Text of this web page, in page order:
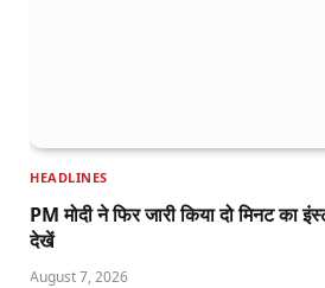
HEADLINES
PM मोदी ने फिर जारी किया दो मिनट का
देखें
August 7, 2026